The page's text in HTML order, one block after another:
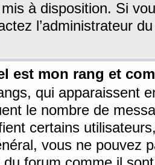
à disposition. Si
l’administrateur
est mon rang et
qui apparaissent
le nombre de
certains
vous ne pouvez